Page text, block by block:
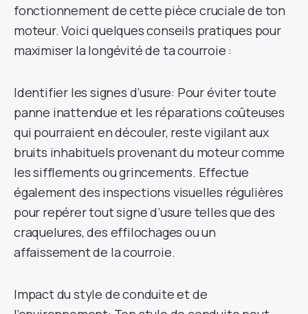
fonctionnement de cette pièce cruciale de ton
moteur. Voici quelques conseils pratiques pour
maximiser la longévité de ta courroie :
Identifier les signes d’usure: Pour éviter toute
panne inattendue et les réparations coûteuses
qui pourraient en découler, reste vigilant aux
bruits inhabituels provenant du moteur comme
les sifflements ou grincements. Effectue
également des inspections visuelles régulières
pour repérer tout signe d’usure telles que des
craquelures, des effilochages ou un
affaissement de la courroie.
Impact du style de conduite et de